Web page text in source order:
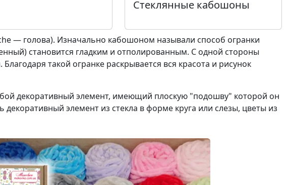
Стеклянные кабошоны
— голова). Изначально кабошоном называли способ огранки
становится гладким и отполированным. С одной стороны
такой огранке раскрывается вся красота и рисунок
декоративный элемент, имеющий плоскую "подошву" которой он
элемент из стекла в форме круга или слезы, цветы из